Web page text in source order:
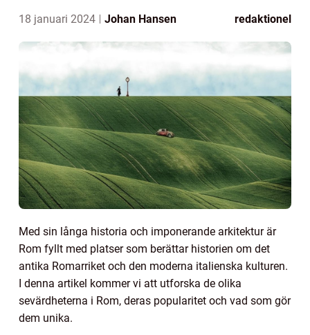
18 januari 2024 Johan Hansen redaktionel
Med sin långa historia och imponerande arkitektur är
Rom fyllt med platser som berättar historien om det
antika Romarriket och den moderna italienska kulturen.
I denna artikel kommer vi att utforska de olika
sevärdheterna i Rom, deras popularitet och vad som gör
dem unika.